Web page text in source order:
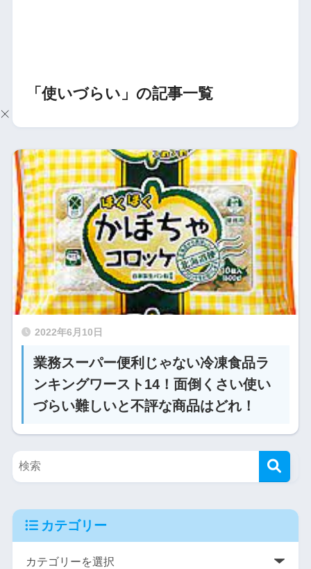
「使いづらい」の記事一覧
2022年6月10日
業務スーパー便利じゃない冷凍食品ラ
ンキングワースト14！面倒くさい使い
づらい難しいと不評な商品はどれ！
カテゴリー